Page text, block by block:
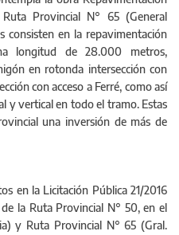
Provincial N° 65 (General
consisten en la repavimentación
longitud de 28.000 metros,
en rotonda intersección con
con acceso a Ferré, como así
y vertical en todo el tramo. Estas
una inversión de más de
en la Licitación Pública 21/2016
la Ruta Provincial N° 50, en el
y Ruta Provincial N° 65 (Gral.